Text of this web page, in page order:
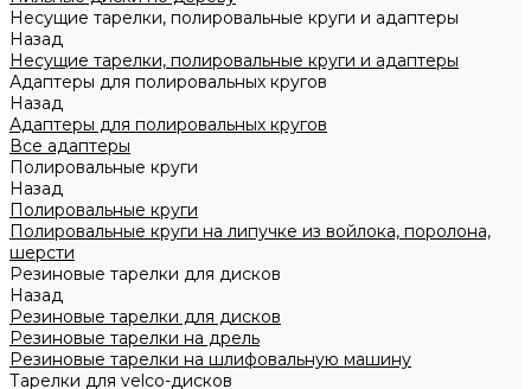
Несущие тарелки, полировальные круги и адаптеры
Назад
Несущие тарелки, полировальные круги и адаптеры
Адаптеры для полировальных кругов
Назад
Адаптеры для полировальных кругов
Все адаптеры
Полировальные круги
Назад
Полировальные круги
Полировальные круги на липучке из войлока, поролона,
шерсти
Резиновые тарелки для дисков
Назад
Резиновые тарелки для дисков
Резиновые тарелки на дрель
Резиновые тарелки на шлифовальную машину
Тарелки для velco-дисков